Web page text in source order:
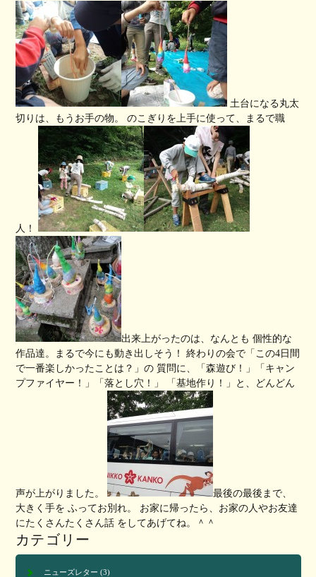
土台になる丸太
切りは、もうお手の物。 のこぎりを上手に使って、まるで職
人！
出来上がったのは、なんとも 個性的な
作品達。まるで今にも動き出しそう！ 終わりの会で「この4日間
で一番楽しかったことは？」の 質問に、「森遊び！」「キャン
プファイヤー！」「落とし穴！」 「基地作り！」と、どんどん
声が上がりました。
最後の最後まで、
大きく手を ふってお別れ。 お家に帰ったら、お家の人やお友達
にたくさんたくさん話 をしてあげてね。＾＾
カテゴリー
ニューズレター (3)